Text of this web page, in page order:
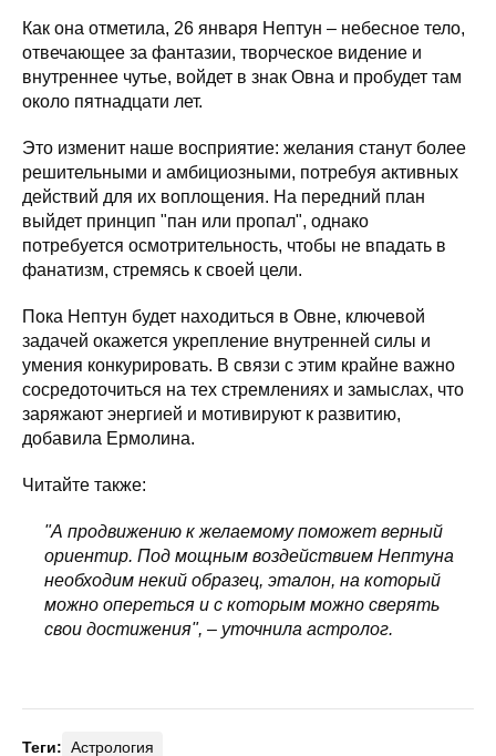
Как она отметила, 26 января Нептун – небесное тело,
отвечающее за фантазии, творческое видение и
внутреннее чутье, войдет в знак Овна и пробудет там
около пятнадцати лет.
Это изменит наше восприятие: желания станут более
решительными и амбициозными, потребуя активных
действий для их воплощения. На передний план
выйдет принцип "пан или пропал", однако
потребуется осмотрительность, чтобы не впадать в
фанатизм, стремясь к своей цели.
Пока Нептун будет находиться в Овне, ключевой
задачей окажется укрепление внутренней силы и
умения конкурировать. В связи с этим крайне важно
сосредоточиться на тех стремлениях и замыслах, что
заряжают энергией и мотивируют к развитию,
добавила Ермолина.
Читайте также:
"А продвижению к желаемому поможет верный
ориентир. Под мощным воздействием Нептуна
необходим некий образец, эталон, на который
можно опереться и с которым можно сверять
свои достижения", – уточнила астролог.
Теги: Астрология